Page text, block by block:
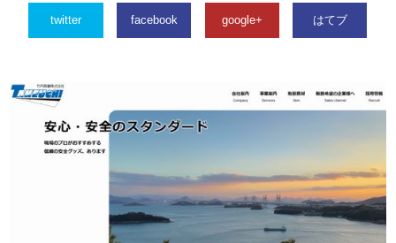
twitter facebook google+ はてブ